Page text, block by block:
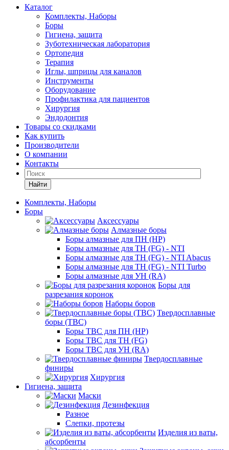
Каталог
Комплекты, Наборы
Боры
Гигиена, защита
Зуботехническая лаборатория
Ортопедия
Терапия
Иглы, шприцы для каналов
Инструменты
Оборудование
Профилактика для пациентов
Хирургия
Эндодонтия
Товары со скидками
Как купить
Производители
О компании
Контакты
Найти
Комплекты, Наборы
Боры
Аксессуары
Алмазные боры
Боры алмазные для ПН (HP)
Боры алмазные для ТН (FG) - NTI
Боры алмазные для ТН (FG) - NTI Abacus
Боры алмазные для ТН (FG) - NTI Turbo
Боры алмазные для УН (RA)
Боры для
разрезания коронок
Наборы боров
Твердосплавные
боры (ТВС)
Боры ТВС для ПН (HP)
Боры ТВС для ТН (FG)
Боры ТВС для УН (RA)
Твердосплавные
финиры
Хирургия
Гигиена, защита
Маски
Дезинфекция
Разное
Слепки, протезы
Изделия из ваты,
абсорбенты